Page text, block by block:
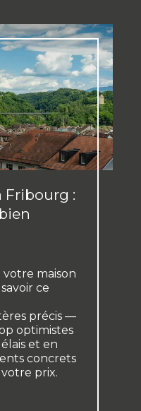
Fribourg :
votre maison
ce
précis —
optimistes
et en
concrets
prix.